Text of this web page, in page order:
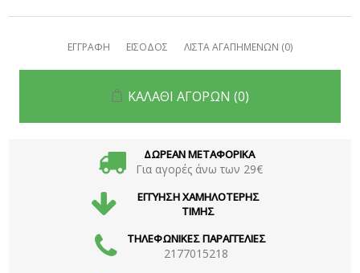
ΕΓΓΡΑΦΗ ΕΙΣΟΔΟΣ ΛΙΣΤΑ ΑΓΑΠΗΜΕΝΩΝ (0)
ΚΑΛΑΘΙ ΑΓΟΡΩΝ (0)
ΔΩΡΕΑΝ ΜΕΤΑΦΟΡΙΚΑ
Για αγορές άνω των 29€
ΕΓΓΥΗΣΗ ΧΑΜΗΛΟΤΕΡΗΣ
ΤΙΜΗΣ
ΤΗΛΕΦΩΝΙΚΕΣ ΠΑΡΑΓΓΕΛΙΕΣ
2177015218